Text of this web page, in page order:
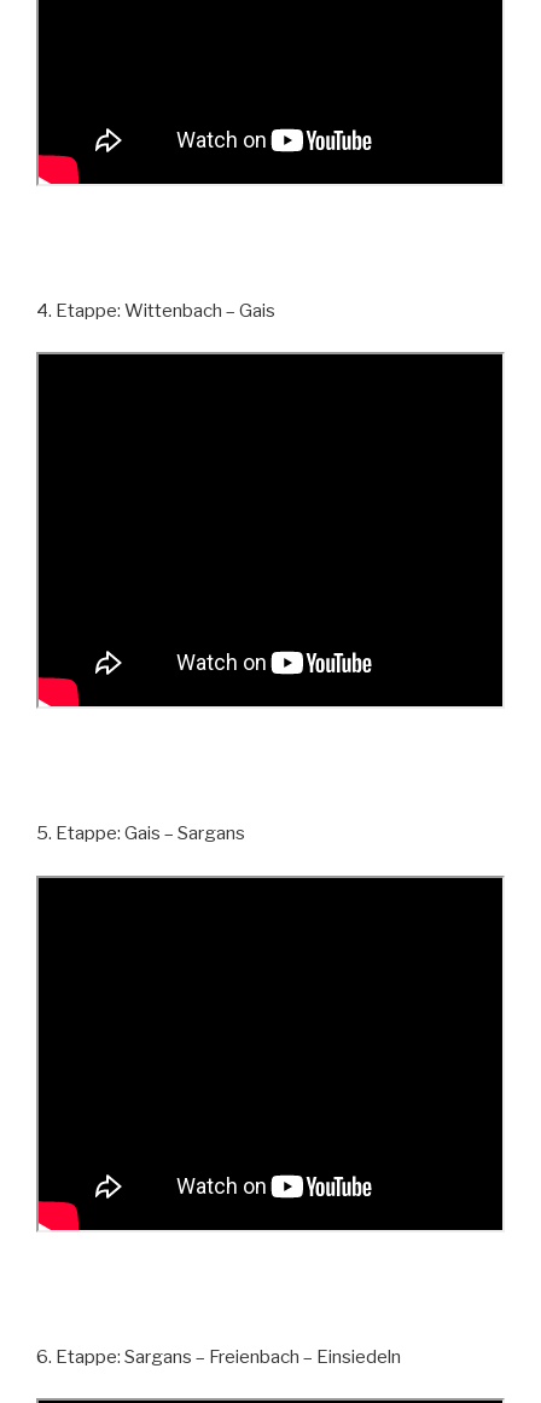
4. Etappe: Wittenbach – Gais
5. Etappe: Gais – Sargans
6. Etappe: Sargans – Freienbach – Einsiedeln